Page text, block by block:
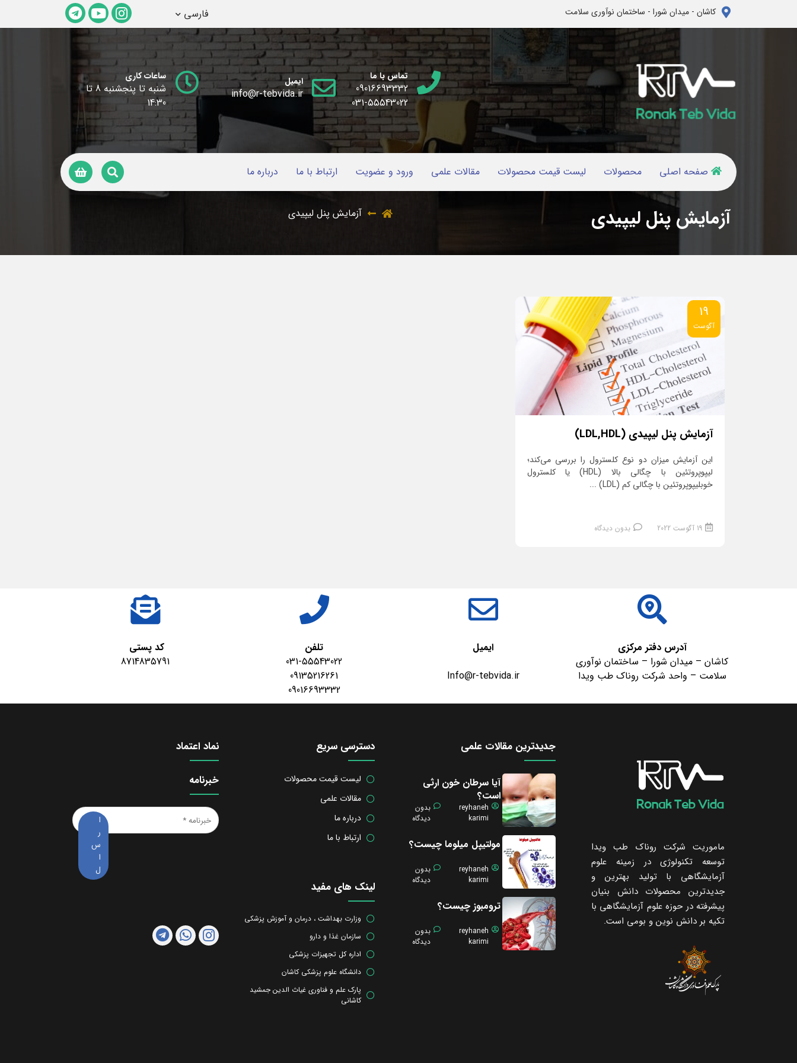
کاشان - میدان شورا - ساختمان نوآوری سلامت فارسی
تماس با ما
09016693332
031-55543022
ایمیل
info@r-tebvida.ir
ساعات کاری
شنبه تا پنجشنبه 8 تا
14:30
صفحه اصلی محصولات لیست قیمت محصولات مقالات علمی ورود و عضویت ارتباط با ما درباره ما
آزمایش پنل لیپیدی آزمایش پنل لیپیدی
19
آگوست
آزمایش پنل لیپیدی (LDL,HDL)
این آزمایش میزان دو نوع کلسترول را بررسی می‌کند؛
لیپوپروتئین با چگالی بالا (HDL) یا کلسترول
خوبلیپوپروتئین با چگالی کم (LDL) ...
19 آگوست 2022 بدون دیدگاه
آدرس دفتر مرکزی
کاشان – میدان شورا – ساختمان نوآوری
سلامت – واحد شرکت روناک طب ویدا
ایمیل
Info@r-tebvida.ir
تلفن
031-55543022
09135216261
09016693332
کد پستی
8714835791
ماموریت شرکت روناک طب ویدا
توسعه تکنولوژی در زمینه علوم
آزمایشگاهی با تولید بهترین و
جدیدترین محصولات دانش بنیان
پیشرفته در حوزه علوم آزمایشگاهی با
تکیه ‌بر دانش نوین و بومی است.
جدیدترین مقالات علمی
آیا سرطان خون ارثی
است؟
reyhaneh
karimi
بدون
دیدگاه
مولتیپل میلوما چیست؟
reyhaneh
karimi
بدون
دیدگاه
ترومبوز چیست؟
reyhaneh
karimi
بدون
دیدگاه
دسترسی سریع
لیست قیمت محصولات
مقالات علمی
درباره ما
ارتباط با ما
لینک های مفید
وزارت بهداشت ، درمان و آموزش پزشکی
سازمان غذا و دارو
اداره کل تجهیزات پزشکی
دانشگاه علوم پزشکی کاشان
پارک علم و فناوری غیاث الدین جمشید
کاشانی
نماد اعتماد
خبرنامه
خبرنامه
*